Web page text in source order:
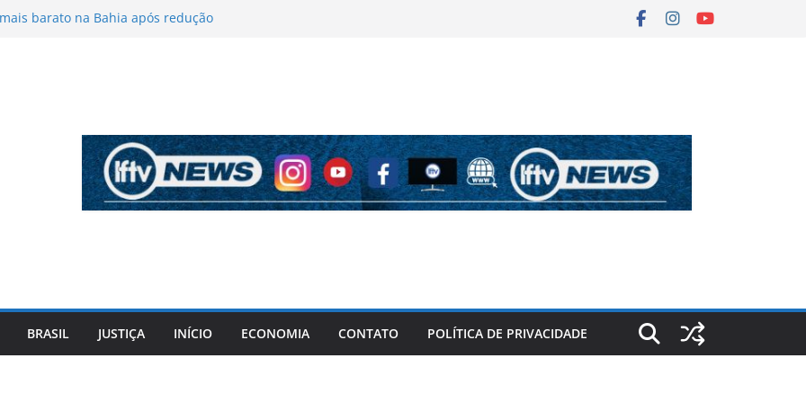
barato na Bahia após redução
carregado com carros elétricos é
na BR-101, na Bahia
BRASIL JUSTIÇA INÍCIO ECONOMIA CONTATO POLÍTICA DE PRIVACIDADE